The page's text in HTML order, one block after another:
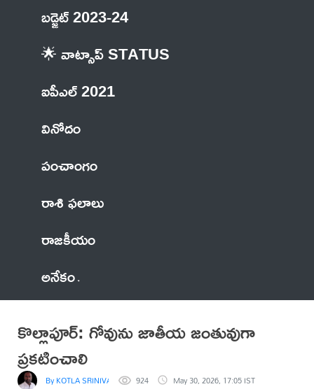
బడ్జెట్ 2023-24
🌟 వాట్సాప్ STATUS
ఐపీఎల్ 2021
వినోదం
పంచాంగం
రాశి ఫలాలు
రాజకీయం
అనేకం
కొల్లాపూర్: గోవును జాతీయ జంతువుగా
ప్రకటించాలి
By KOTLA SRINIVASA REDDY
924 May 30, 2026, 17:05 IST